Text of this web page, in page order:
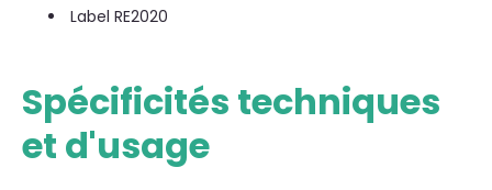
Label RE2020
Spécificités techniques
et d'usage